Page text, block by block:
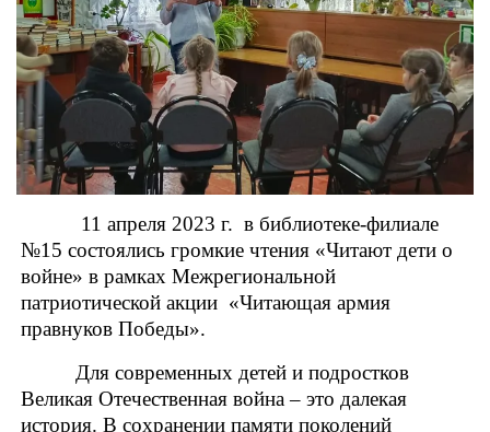
11 апреля 2023 г. в библиотеке-филиале
№15 состоялись громкие чтения «Читают дети о
войне» в рамках Межрегиональной
патриотической акции «Читающая армия
правнуков Победы».
Для современных детей и подростков
Великая Отечественная война – это далекая
история. В сохранении памяти поколений